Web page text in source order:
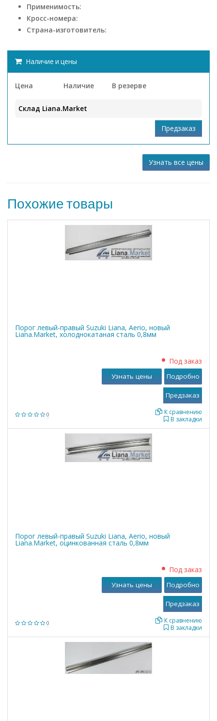
Применимость:
Кросс-номера:
Страна-изготовитель:
Наличие и цены
Цена Наличие В резерве
Склад Liana.Market
Узнать все цены
Похожие товары
Порог левый-правый Suzuki Liana, Aerio, новый
Liana.Market, холоднокатаная сталь 0,8мм
0
Под заказ
В закладки
К сравнению
Узнать цены Подробно
Порог левый-правый Suzuki Liana, Aerio, новый
Liana.Market, оцинкованная сталь 0,8мм
0
Под заказ
В закладки
К сравнению
Узнать цены Подробно